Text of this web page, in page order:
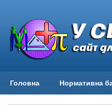
Головна Нормативна